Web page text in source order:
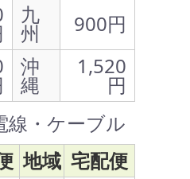
九
州
900円
沖
縄
1,520
円
線・ケーブル
地域 宅配便